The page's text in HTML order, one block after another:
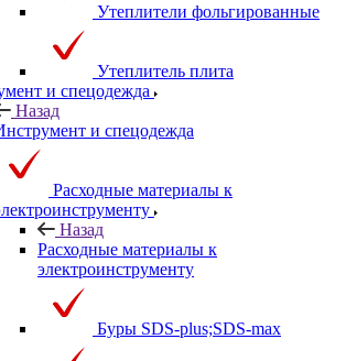
Утеплители фольгированные
Утеплитель плита
и спецодежда
Назад
и спецодежда
Расходные материалы к
Назад
Расходные материалы к
электроинструменту
Буры SDS-plus;SDS-max